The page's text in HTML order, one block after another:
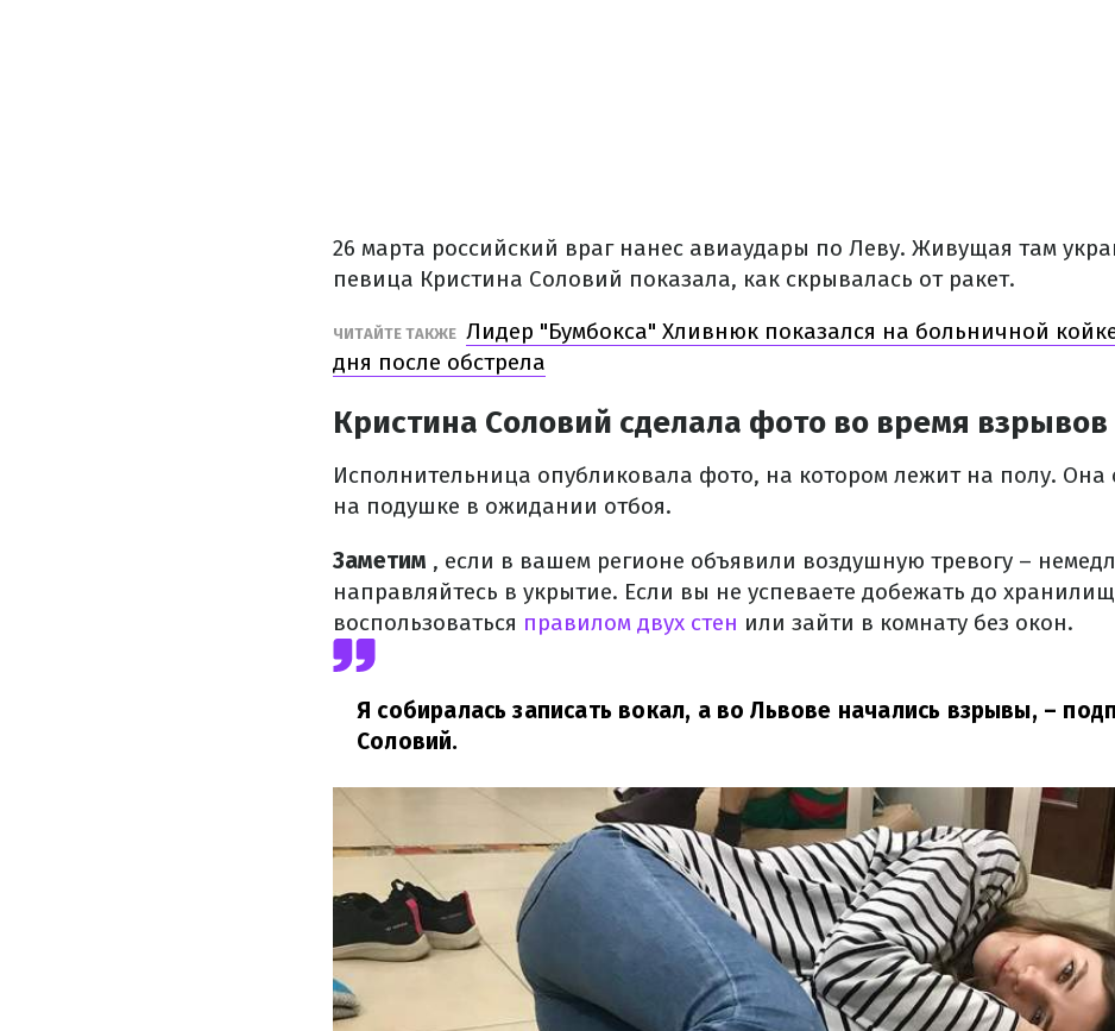
26 марта российский враг нанес авиаудары по Леву. Живущая там
певица Кристина Соловий показала, как скрывалась от ракет.
ЧИТАЙТЕ ТАКЖЕ Лидер "Бумбокса" Хливнюк показался на больничной
дня после обстрела
Кристина Соловий сделала фото во время взрывов
Исполнительница опубликовала фото, на котором лежит на полу. Она
на подушке в ожидании отбоя.
Заметим , если в вашем регионе объявили воздушную тревогу –
направляйтесь в укрытие. Если вы не успеваете добежать до
воспользоваться правилом двух стен или зайти в комнату без окон.
Я собиралась записать вокал, а во Львове начались взрывы, –
Соловий.